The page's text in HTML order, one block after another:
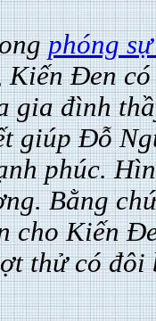
phóng
Kiến Đen
gia đình
giúp Đỗ
phúc.
Bằng
cho Kiến
thử có đôi